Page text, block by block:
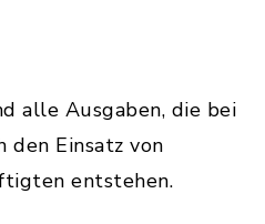
alle Ausgaben, die bei
den Einsatz von
entstehen.